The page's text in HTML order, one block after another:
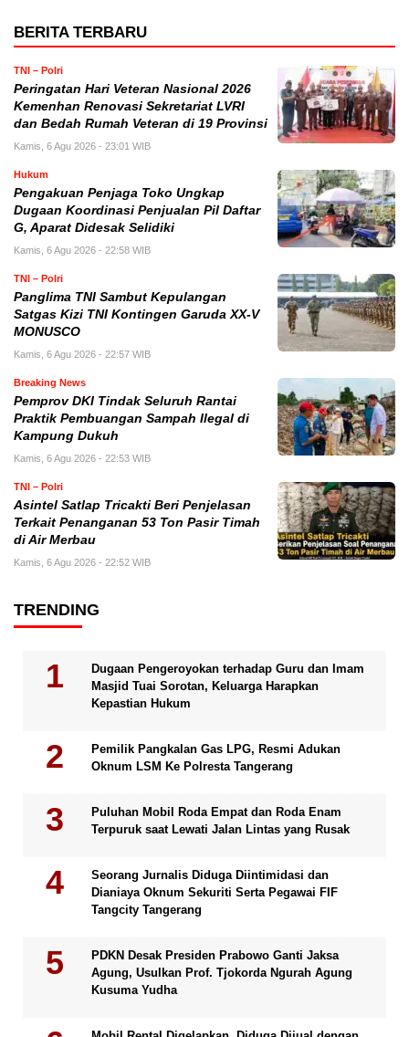
BERITA TERBARU
TNI – Polri
Peringatan Hari Veteran Nasional 2026
Kemenhan Renovasi Sekretariat LVRI
dan Bedah Rumah Veteran di 19 Provinsi
Kamis, 6 Agu 2026 - 23:01 WIB
Hukum
Pengakuan Penjaga Toko Ungkap
Dugaan Koordinasi Penjualan Pil Daftar
G, Aparat Didesak Selidiki
Kamis, 6 Agu 2026 - 22:58 WIB
TNI – Polri
Panglima TNI Sambut Kepulangan
Satgas Kizi TNI Kontingen Garuda XX-V
MONUSCO
Kamis, 6 Agu 2026 - 22:57 WIB
Breaking News
Pemprov DKI Tindak Seluruh Rantai
Praktik Pembuangan Sampah Ilegal di
Kampung Dukuh
Kamis, 6 Agu 2026 - 22:53 WIB
TNI – Polri
Asintel Satlap Tricakti Beri Penjelasan
Terkait Penanganan 53 Ton Pasir Timah
di Air Merbau
Kamis, 6 Agu 2026 - 22:52 WIB
TRENDING
Dugaan Pengeroyokan terhadap Guru dan Imam
Masjid Tuai Sorotan, Keluarga Harapkan
Kepastian Hukum
Pemilik Pangkalan Gas LPG, Resmi Adukan
Oknum LSM Ke Polresta Tangerang
Puluhan Mobil Roda Empat dan Roda Enam
Terpuruk saat Lewati Jalan Lintas yang Rusak
Seorang Jurnalis Diduga Diintimidasi dan
Dianiaya Oknum Sekuriti Serta Pegawai FIF
Tangcity Tangerang
PDKN Desak Presiden Prabowo Ganti Jaksa
Agung, Usulkan Prof. Tjokorda Ngurah Agung
Kusuma Yudha